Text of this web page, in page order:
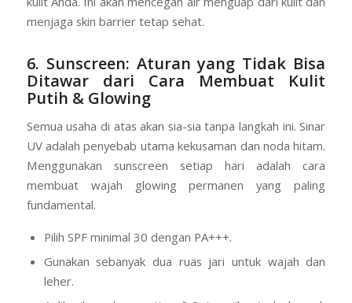
Setelah semua nutrisi dari serum meresap, “kunci”
semuanya dengan pelembap yang sesuai dengan jenis
menjaga skin barrier tetap sehat.
6. Sunscreen: Aturan yang Tidak Bisa
Ditawardari Cara Membuat Kulit
Putih & Glowing
Semua usaha di atas akan sia-sia tanpa langkah ini. Sinar
UV adalah penyebab utama kekusaman dan noda hitam.
Menggunakan sunscreen setiap hari adalah cara
membuat wajah glowing permanen yang paling
Pilih SPF minimal 30 dengan PA+++.